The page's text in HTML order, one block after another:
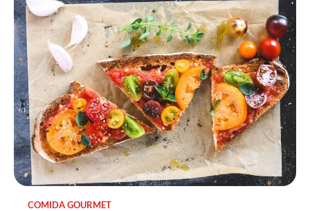
COMIDA GOURMET